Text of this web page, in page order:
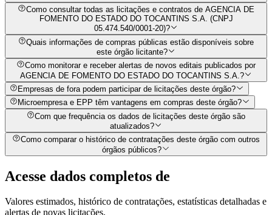
Como consultar todas as licitações e contratos de AGENCIA DE
FOMENTO DO ESTADO DO TOCANTINS S.A. (CNPJ
05.474.540/0001-20)?
Quais informações de compras públicas estão disponíveis sobre
este órgão licitante?
Como monitorar e receber alertas de novos editais publicados por
AGENCIA DE FOMENTO DO ESTADO DO TOCANTINS S.A.?
Empresas de fora podem participar de licitações deste órgão?
Microempresa e EPP têm vantagens em compras deste órgão?
Com que frequência os dados de licitações deste órgão são
atualizados?
Como comparar o histórico de contratações deste órgão com outros
órgãos públicos?
Acesse dados completos de
Valores estimados, histórico de contratações, estatísticas detalhadas e
alertas de novas licitações.